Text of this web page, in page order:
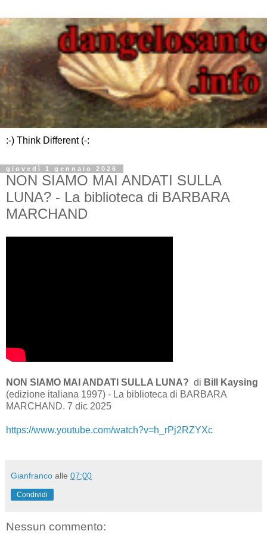
:-) Think Different (-:
giovedì 1 gennaio 2026
NON SIAMO MAI ANDATI SULLA
LUNA? - La biblioteca di BARBARA
MARCHAND
NON SIAMO MAI ANDATI SULLA LUNA? di Bill Kaysing
(edizione italiana 1997) - La biblioteca di BARBARA
MARCHAND. 7 dic 2025
https://www.youtube.com/watch?v=h_rPj2RZYXc
Gianfranco alle 07:00
Condividi
Nessun commento: